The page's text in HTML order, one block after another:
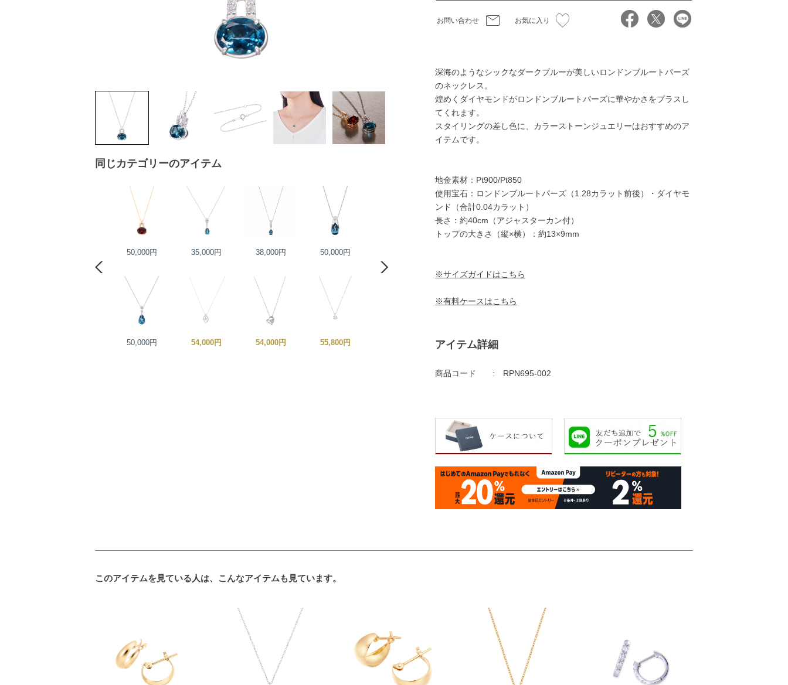
同じカテゴリーのアイテム
50,000円 35,000円 38,000円 50,000円
50,000円 54,000円 54,000円 55,800円 65,000円 30,000円
お問い合わせ お気に入り
深海のようなシックなダークブルーが美しいロンドンブルートパーズ
のネックレス。
煌めくダイヤモンドがロンドンブルートパーズに華やかさをプラスし
てくれます。
スタイリングの差し色に、カラーストーンジュエリーはおすすめのア
イテムです。
地金素材：Pt900/Pt850
使用宝石：ロンドンブルートパーズ（1.28カラット前後）・ダイヤモ
ンド（合計0.04カラット）
長さ：約40cm（アジャスターカン付）
トップの大きさ（縦×横）：約13×9mm
※サイズガイドはこちら
※有料ケースはこちら
アイテム詳細
商品コード RPN695-002
このアイテムを見ている人は、こんなアイテムも見ています。